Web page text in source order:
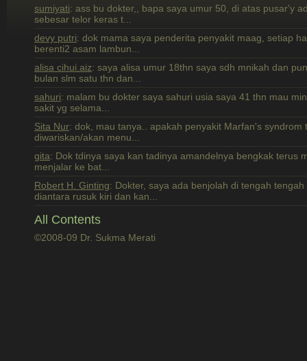
sumiyati: ass bu dokter,, bapa saya umur 50, di atas pusar'y
sebesar telor keras t...
devy putri: dok mama saya penderita penyakit maag, setiap
berenti2 asam lambun...
alisa cihui.aiz: saya alisa umur 18thn saya sdh mnikah dan
bulan slm satu thn dan...
sahuri: malam bu dokter saya sahuri usia saya 41 thn mau
sakit yg selama...
Sita Nur: dok, mau tanya.. apakah penyakit Marfan's syndrom
diwariskan/akan menu...
gita: Dok tdinya saya kan tadinya amandelnya bengkak terus
menjalar ke bat...
Robert H. Ginting: Dokter, saya ada benjolah di tengah
diantara rusuk kiri dan kan...
All Contents
©2008-09 Dr. Sukma Merati